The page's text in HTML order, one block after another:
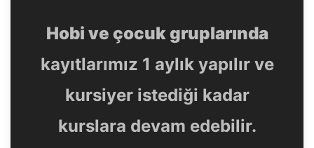
Hobi ve çocuk gruplarında
kayıtlarımız 1 aylık yapılır ve
kursiyer istediği kadar
kurslara devam edebilir.